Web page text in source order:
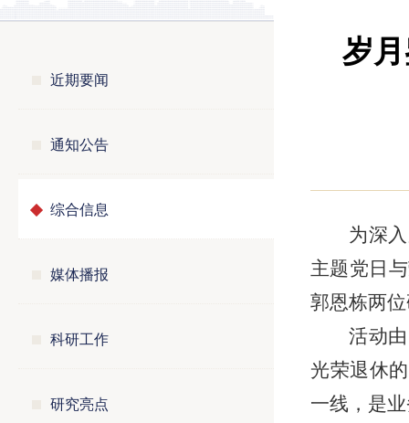
近期要闻
通知公告
综合信息
媒体播报
科研工作
研究亮点
岁
为深
主题党日
郭恩栋两
活动
光荣退休
一线，是